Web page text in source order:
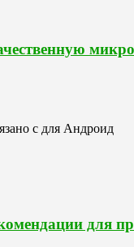
с для Андроид
для